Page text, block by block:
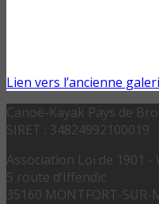
Lien vers l’ancienne
Canoë-Kayak Pays de
SIRET : 34824992100019
Association Loi de 1901 -
5 route d’Iffendic
35160 MONTFORT-SUR-